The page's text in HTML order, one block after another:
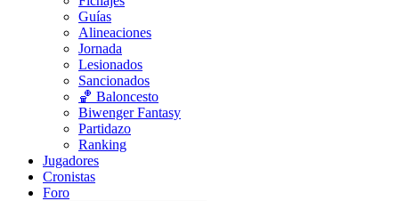
Guías
Alineaciones
Jornada
Lesionados
Sancionados
🏀 Baloncesto
Biwenger Fantasy
Partidazo
Ranking
Jugadores
Cronistas
Foro